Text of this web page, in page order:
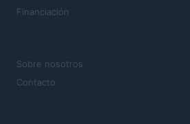
Financiación
Sobre nosotros
Contacto